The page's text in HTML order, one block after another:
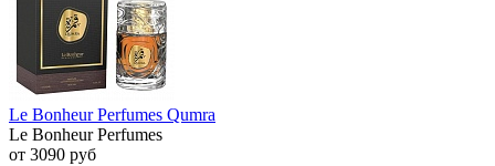
Le Bonheur Perfumes Qumra
Le Bonheur Perfumes
от 3090 руб